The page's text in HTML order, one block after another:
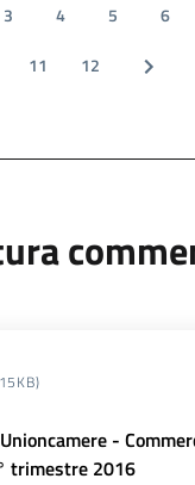
3 4 5 6
11 12
-
trimestre 2016